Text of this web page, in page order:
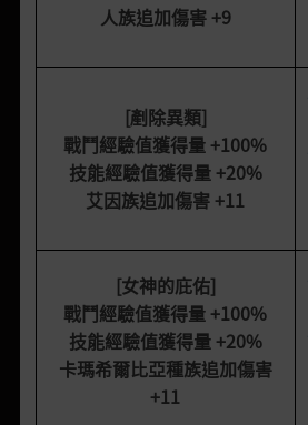
人族追加傷害+9
[剷除異類]
戰鬥經驗值獲得量 +100%
技能經驗值獲得量+20%
艾因族追加傷害 +11
[女神的庇佑]
戰鬥經驗值獲得量 +100%
技能經驗值獲得量+20%
卡瑪希爾比亞種族追加傷害
+11